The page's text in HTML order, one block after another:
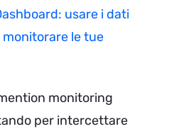
usare i dati
le tue
monitoring
per intercettare